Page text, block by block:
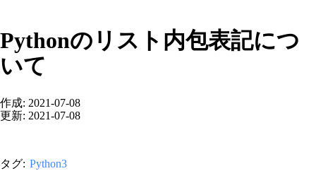
Pythonのリスト内包表記につ
いて
作成: 2021-07-08
更新: 2021-07-08
タグ: Python3